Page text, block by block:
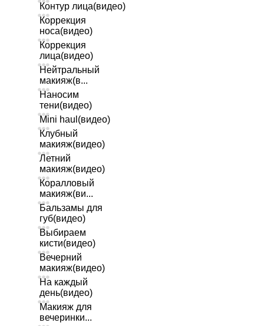
Контур лица(видео)
Коррекция
носа(видео)
Коррекция
лица(видео)
Нейтральный
макияж(в...
Наносим
тени(видео)
Mini haul(видео)
Клубный
макияж(видео)
Летний
макияж(видео)
Коралловый
макияж(ви...
Бальзамы для
губ(видео)
Выбираем
кисти(видео)
Вечерний
макияж(видео)
На каждый
день(видео)
Макияж для
вечеринки...